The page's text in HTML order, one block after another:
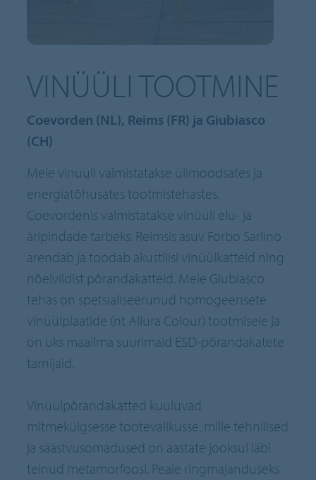
VINÜÜLI TOOTMINE
Coevorden (NL), Reims (FR) ja Giubiasco
(CH)
Meie vinüüli valmistatakse ülimoodsates ja
energiatõhusates tootmistehastes.
Coevordenis valmistatakse vinüüli elu- ja
äripindade tarbeks. Reimsis asuv Forbo Sarlino
arendab ja toodab akustilisi vinüülkatteid ning
nõelvildist põrandakatteid. Meie Giubiasco
tehas on spetsialiseerunud homogeensete
vinüülplaatide (nt Allura Colour) tootmisele ja
on üks maailma suurimaid ESD-põrandakatete
tarnijaid.
Vinüülpõrandakatted kuuluvad
mitmekülgsesse tootevalikusse, mille tehnilised
ja säästvusomadused on aastate jooksul läbi
teinud metamorfoosi. Peale ringmajanduseks